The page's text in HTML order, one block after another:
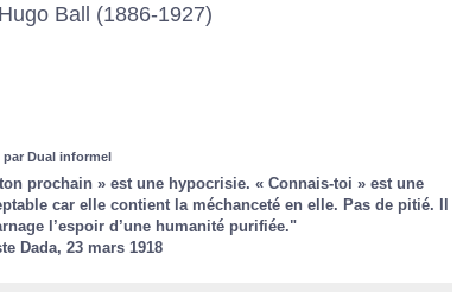
Ball (1886-1927)
par Dual informel
prochain » est une hypocrisie. « Connais-toi » est une
car elle contient la méchanceté en elle. Pas de pitié. Il
l’espoir d’une humanité purifiée."
Dada, 23 mars 1918